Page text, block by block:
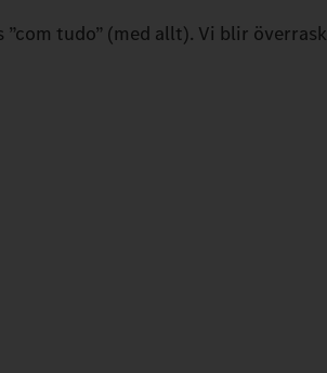
tudo” (med allt). Vi blir